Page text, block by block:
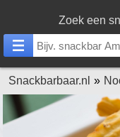
Zoek een
Snackbarbaar.nl